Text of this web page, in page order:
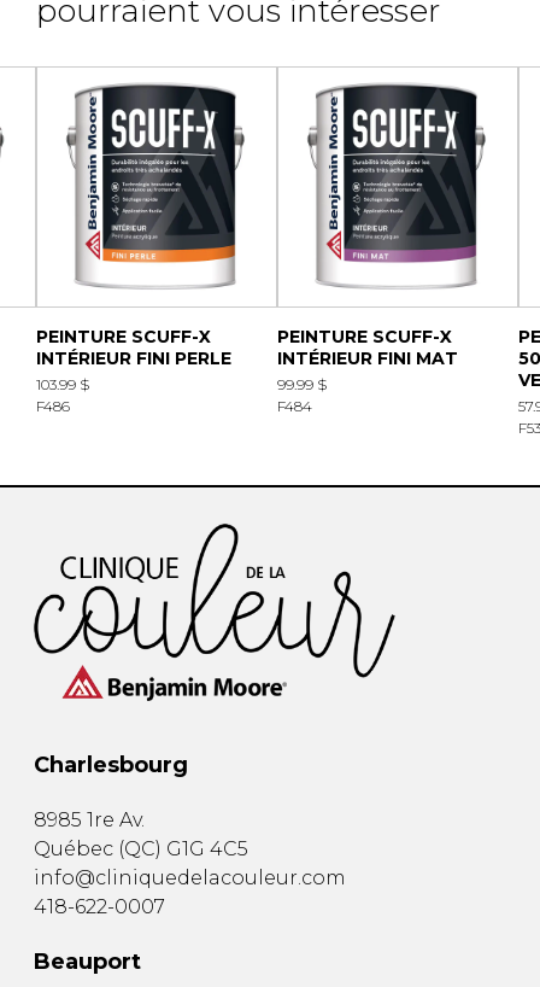
pourraient vous intéresser
PEINTURE SCUFF-X
INTÉRIEUR FINI PERLE
103.99 $
F486
PEINTURE SCUFF-X
INTÉRIEUR FINI MAT
99.99 $
F484
Charlesbourg
8985 1re Av.
Québec (QC) G1G 4C5
info@cliniquedelacouleur.com
418-622-0007
Beauport